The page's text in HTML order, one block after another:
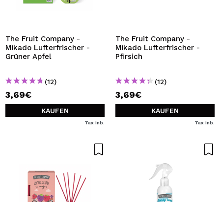
The Fruit Company -
Mikado Lufterfrischer -
Grüner Apfel
(12)
3,69€
KAUFEN
Tax Inb.
The Fruit Company -
Mikado Lufterfrischer -
Pfirsich
(12)
3,69€
KAUFEN
Tax Inb.